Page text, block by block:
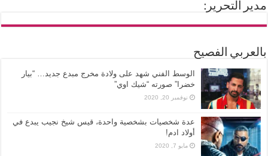
مدير التحرير:
بالعربي الفصيح
الوسط الفني شهد على ولادة مخرج مبدع جديد… “بيار
خضرا” صورته “شيك اوي”
نوفمبر 20, 2020
عدة شخصيات بشخصية واحدة، قيس شيخ نجيب يبدع في
أولاد ادم!
مايو 7, 2020